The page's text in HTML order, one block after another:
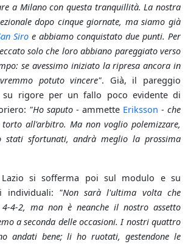
a Milano con questa tranquillità. La nostra
dopo cinque giornate, ma siamo già
Siro e abbiamo conquistato due punti. Per
solo che loro abbiano pareggiato verso
se avessimo iniziato la ripresa ancora in
potuto vincere". Già, il pareggio
rigore per un fallo poco evidente di
"Ho saputo - ammette Eriksson - che
all'arbitro. Ma non voglio polemizzare,
stati sfortunati, andrà meglio la prossima
Lazio si sofferma poi sul modulo e su
individuali: "Non sarà l'ultima volta che
4-2, ma non è neanche il nostro assetto
a seconda delle occasioni. I nostri quattro
andati bene; li ho ruotati, gestendone le